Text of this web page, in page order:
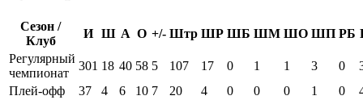
Сезон /
Клуб
И Ш А О +/- Штр ШР ШБ ШМ ШО ШП РБ
Регулярный
чемпионат
301 18 40 58 5 107 17 0 1 1 3 0
Плей-офф
37 4 6 10 7 20 4 0 0 0 1 0